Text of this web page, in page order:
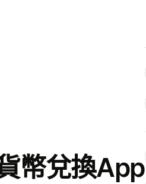
幣兌換App